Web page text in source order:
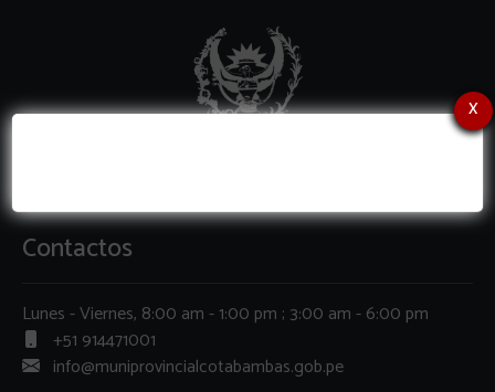
x
Contactos
Lunes - Viernes, 8:00 am - 1:00 pm ; 3:00 am - 6:00 pm
+51 914471001
info@muniprovincialcotabambas.gob.pe